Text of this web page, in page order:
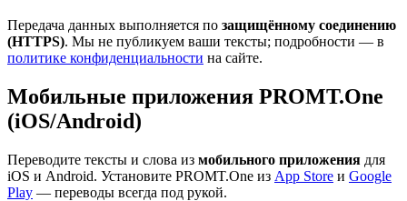
Передача данных выполняется по защищённому соединению
(HTTPS). Мы не публикуем ваши тексты; подробности — в
политике конфиденциальности на сайте.
Мобильные приложения PROMT.One
(iOS/Android)
Переводите тексты и слова из мобильного приложения для
iOS и Android. Установите PROMT.One из App Store и Google
Play — переводы всегда под рукой.